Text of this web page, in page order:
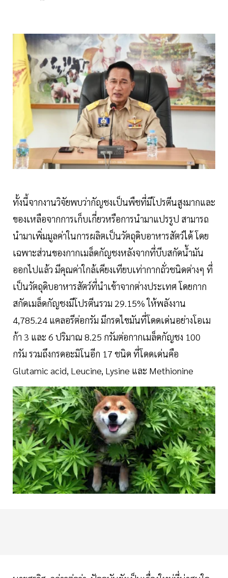
ทั้งนี้จากงานวิจัยพบว่ากัญชงเป็นพืชที่มีโปรตีนสูงมากและ
ของเหลือจากการเก็บเกี่ยวหรือการนำมาแปรรูป สามารถ
นำมาเพิ่มมูลค่าในการผลิตเป็นวัตถุดิบอาหารสัตว์ได้ โดย
เฉพาะส่วนของกากเมล็ดกัญชงหลังจากที่บีบสกัดน้ำมัน
ออกไปแล้ว มีคุณค่าใกล้เคียงเทียบเท่ากากถั่วชนิดต่างๆ ที่
เป็นวัตถุดิบอาหารสัตว์ที่นำเข้าจากต่างประเทศ โดยกาก
สกัดเมล็ดกัญชงมีโปรตีนรวม 29.15% ให้พลังงาน
4,785.24 แคลอรีต่อกรัม มีกรดไขมันที่โดดเด่นอย่างโอเม
ก้า 3 และ 6 ปริมาณ 8.25 กรัมต่อกากเมล็ดกัญชง 100
กรัม รวมถึงกรดอะมิโนอีก 17 ชนิด ที่โดดเด่นคือ
Glutamic acid, Leucine, Lysine และ Methionine